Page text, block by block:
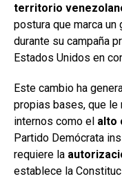
territorio
postura que marca
durante su campaña
Estados Unidos en
Este cambio ha
propias bases, que le
internos como el alto
Partido Demócrata
requiere la
establece la